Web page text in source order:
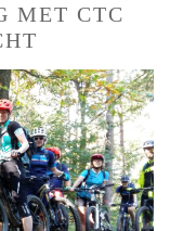
MET CTC